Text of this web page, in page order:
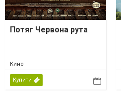
Потяг Червона рута
Кино
Купити